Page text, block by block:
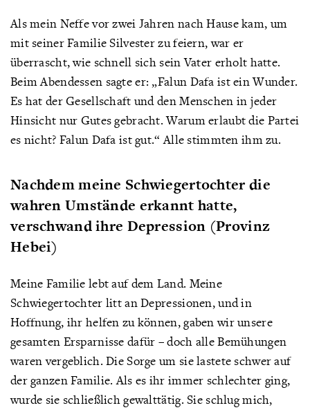
Als mein Neffe vor zwei Jahren nach Hause kam, um
mit seiner Familie Silvester zu feiern, war er
überrascht, wie schnell sich sein Vater erholt hatte.
Beim Abendessen sagte er: „Falun Dafa ist ein Wunder.
Es hat der Gesellschaft und den Menschen in jeder
Hinsicht nur Gutes gebracht. Warum erlaubt die Partei
es nicht? Falun Dafa ist gut.“ Alle stimmten ihm zu.
Nachdem meine Schwiegertochter die
wahren Umstände erkannt hatte,
verschwand ihre Depression (Provinz
Hebei)
Meine Familie lebt auf dem Land. Meine
Schwiegertochter litt an Depressionen, und in
Hoffnung, ihr helfen zu können, gaben wir unsere
gesamten Ersparnisse dafür – doch alle Bemühungen
waren vergeblich. Die Sorge um sie lastete schwer auf
der ganzen Familie. Als es ihr immer schlechter ging,
wurde sie schließlich gewalttätig. Sie schlug mich,